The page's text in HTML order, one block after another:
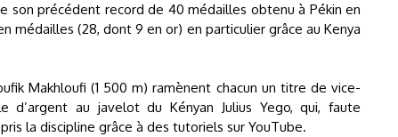
son précédent record de 40 médailles obtenu à Pékin en
médailles (28, dont 9 en or) en particulier grâce au Kenya
Makhloufi (1 500 m) ramènent chacun un titre de vice-
d’argent au javelot du Kényan Julius Yego, qui, faute
la discipline grâce à des tutoriels sur YouTube.